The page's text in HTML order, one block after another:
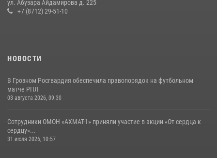
соревнований
ул. Абузара Айдамирова д. 225
+7 (8712) 29-51-10
НОВОСТИ
В Грозном Росгвардия обеспечила правопорядок на футбольном
матче РПЛ
03 августа 2026, 09:30
Сотрудники ОМОН «АХМАТ-1» приняли участие в акции «От сердца к
сердцу»...
31 июля 2026, 10:57